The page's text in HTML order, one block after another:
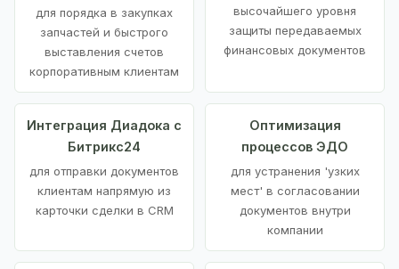
для порядка в закупках
запчастей и быстрого
выставления счетов
корпоративным клиентам
высочайшего уровня
защиты передаваемых
финансовых документов
Интеграция Диадока с
Битрикс24
для отправки документов
клиентам напрямую из
карточки сделки в CRM
Оптимизация
процессов ЭДО
для устранения 'узких
мест' в согласовании
документов внутри
компании